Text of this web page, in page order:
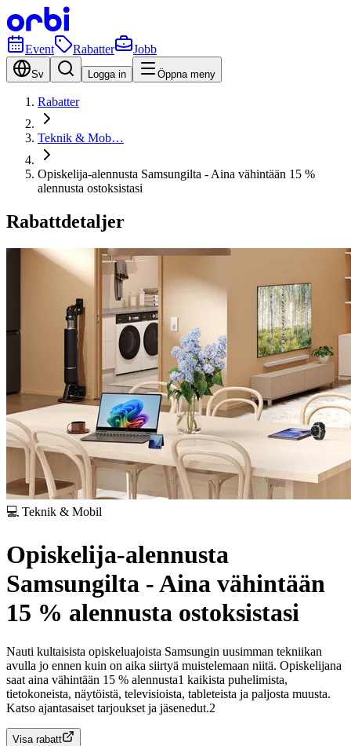
Event Rabatter Jobb
Sv Logga in Öppna meny
Rabatter
Teknik & Mob…
Opiskelija-alennusta Samsungilta - Aina vähintään 15 %
alennusta ostoksistasi
Rabattdetaljer
💻 Teknik & Mobil
Opiskelija-alennusta
Samsungilta - Aina vähintään
15 % alennusta ostoksistasi
Nauti kultaisista opiskeluajoista Samsungin uusimman tekniikan
avulla jo ennen kuin on aika siirtyä muistelemaan niitä. Opiskelijana
saat aina vähintään 15 % alennusta1 kaikista puhelimista,
tietokoneista, näytöistä, televisioista, tableteista ja paljosta muusta.
Katso ajantasaiset tarjoukset ja jäsenedut.2
Visa rabatt